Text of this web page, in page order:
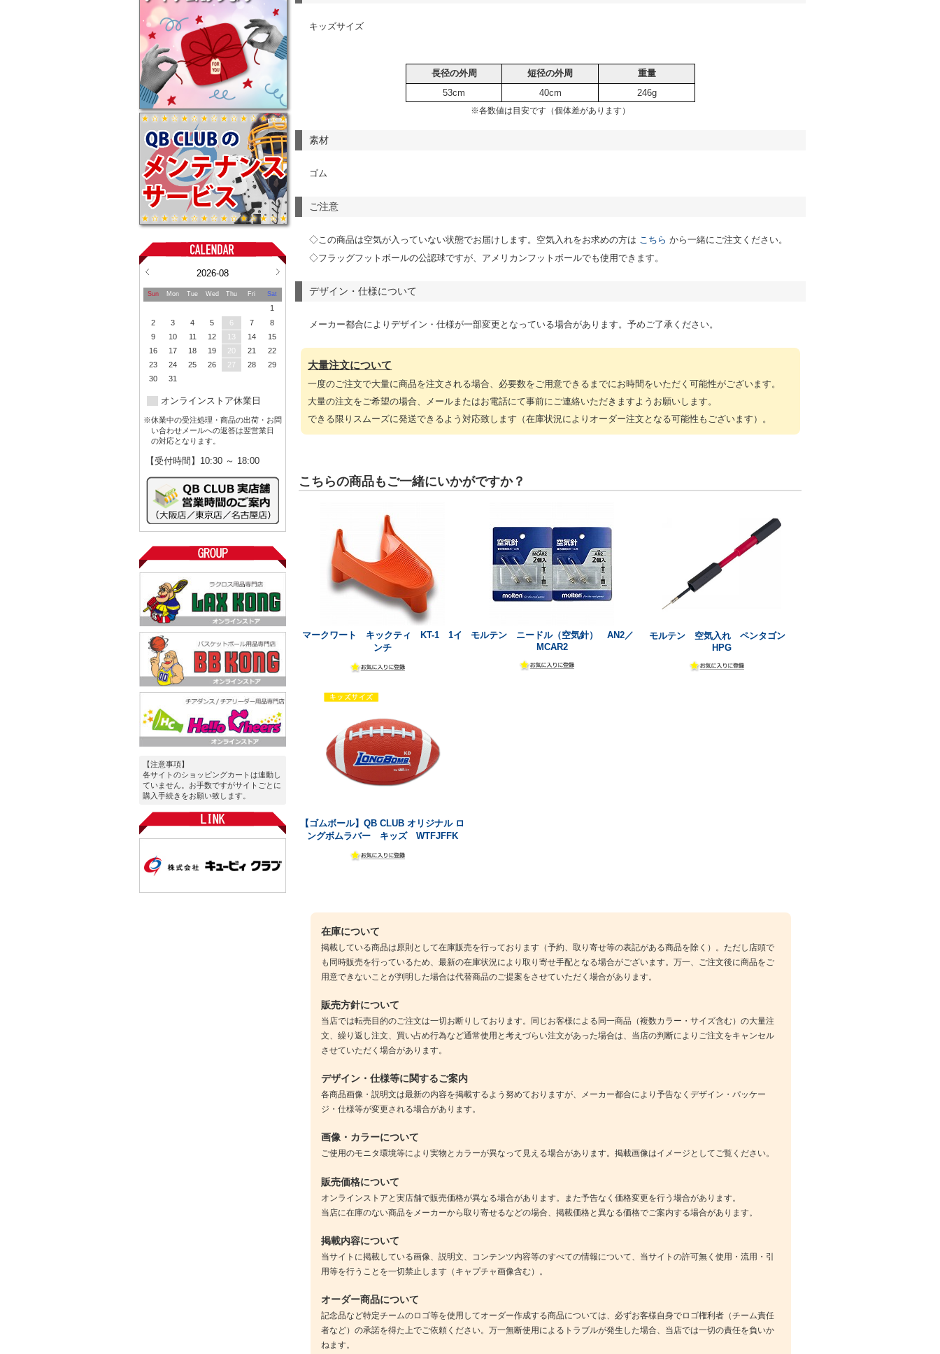
2026-08
Sun Mon Tue Wed Thu Fri Sat
1
2
3 4 5 6 7
8
9
10 11 12 13 14
15
16
17 18 19 20 21
22
23
24 25 26 27 28
29
30
31
オンラインストア休業日
※休業中の受注処理・商品の出荷・お問
い合わせメールへの返答は翌営業日
の対応となります。
【受付時間】10:30 ～ 18:00
【注意事項】
各サイトのショッピングカートは連動し
ていません。お手数ですがサイトごとに
購入手続きをお願い致します。
キッズサイズ
長径の外周 短径の外周
重量
53cm
40cm 246g
※各数値は目安です（個体差があります）
素材
ゴム
ご注意
◇この商品は空気が入っていない状態でお届けします。空気入れをお求めの方は こちら から一緒にご注文ください。
◇フラッグフットボールの公認球ですが、アメリカンフットボールでも使用できます。
デザイン・仕様について
メーカー都合によりデザイン・仕様が一部変更となっている場合があります。予めご了承ください。
大量注文について
一度のご注文で大量に商品を注文される場合、必要数をご用意できるまでにお時間をいただく可能性がございます。
大量の注文をご希望の場合、メールまたはお電話にて事前にご連絡いただきますようお願いします。
できる限りスムーズに発送できるよう対応致します（在庫状況によりオーダー注文となる可能性もございます）。
こちらの商品もご一緒にいかがですか？
マークワート キックティ KT-1 1イ
ンチ
モルテン ニードル（空気針） AN2／
MCAR2
モルテン 空気入れ ペンタゴン
HPG
【ゴムボール】QB CLUB オリジナル ロ
ングボムラバー キッズ WTFJFFK
在庫について
掲載している商品は原則として在庫販売を行っております（予約、取り寄せ等の表記がある商品を除く）。ただし店頭で
も同時販売を行っているため、最新の在庫状況により取り寄せ手配となる場合がございます。万一、ご注文後に商品をご
用意できないことが判明した場合は代替商品のご提案をさせていただく場合があります。
販売方針について
当店では転売目的のご注文は一切お断りしております。同じお客様による同一商品（複数カラー・サイズ含む）の大量注
文、繰り返し注文、買い占め行為など通常使用と考えづらい注文があった場合は、当店の判断によりご注文をキャンセル
させていただく場合があります。
デザイン・仕様等に関するご案内
各商品画像・説明文は最新の内容を掲載するよう努めておりますが、メーカー都合により予告なくデザイン・パッケー
ジ・仕様等が変更される場合があります。
画像・カラーについて
ご使用のモニタ環境等により実物とカラーが異なって見える場合があります。掲載画像はイメージとしてご覧ください。
販売価格について
オンラインストアと実店舗で販売価格が異なる場合があります。また予告なく価格変更を行う場合があります。
当店に在庫のない商品をメーカーから取り寄せるなどの場合、掲載価格と異なる価格でご案内する場合があります。
掲載内容について
当サイトに掲載している画像、説明文、コンテンツ内容等のすべての情報について、当サイトの許可無く使用・流用・引
用等を行うことを一切禁止します（キャプチャ画像含む）。
オーダー商品について
記念品など特定チームのロゴ等を使用してオーダー作成する商品については、必ずお客様自身でロゴ権利者（チーム責任
者など）の承諾を得た上でご依頼ください。万一無断使用によるトラブルが発生した場合、当店では一切の責任を負いか
ねます。